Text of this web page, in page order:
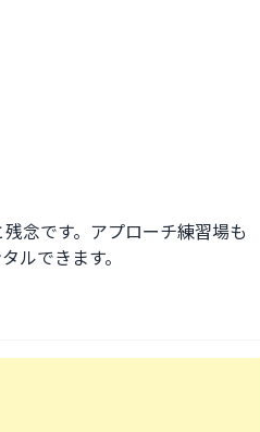
念です。アプローチ練習場も
ルできます。